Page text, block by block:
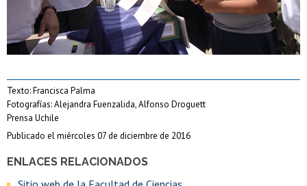
ENLACES RELACIONADOS
Texto: Francisca Palma
Fotografías: Alejandra Fuenzalida, Alfonso Droguett
Prensa Uchile
Publicado el miércoles 07 de diciembre de 2016